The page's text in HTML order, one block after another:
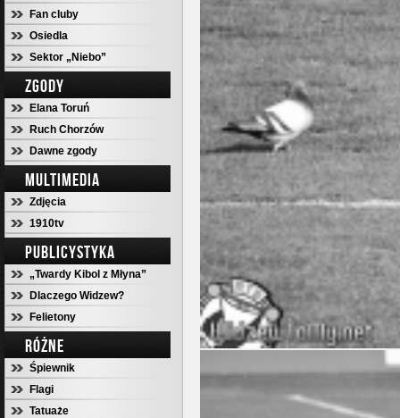
Fan cluby
Osiedla
Sektor „Niebo”
ZGODY
Elana Toruń
Ruch Chorzów
Dawne zgody
MULTIMEDIA
Zdjęcia
1910tv
PUBLICYSTYKA
„Twardy Kibol z Młyna”
Dlaczego Widzew?
Felietony
RÓŻNE
Śpiewnik
Flagi
Tatuaże